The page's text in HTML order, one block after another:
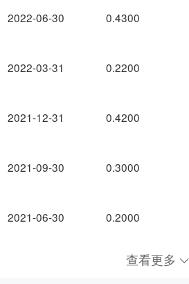
2022-06-30
2022-03-31
2021-12-31
2021-09-30
2021-06-30
0.4300
0.2200
0.4200
0.3000
0.2000
查看更多